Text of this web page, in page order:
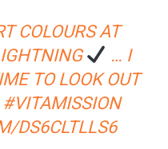
COLOURS AT
… I
TO LOOK OUT
#VITAMISSION
DS6CLTLLS6